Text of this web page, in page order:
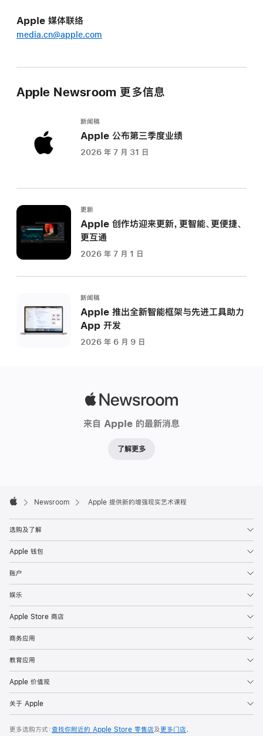
Apple 媒体联络
media.cn@apple.com
Apple Newsroom 更多信息
新闻稿
Apple 公布第三季度业绩
2026 年 7 月 31 日
更新
Apple 创作坊迎来更新，更智能、更便捷、
更互通
2026 年 7 月 1 日
新闻稿
Apple 推出全新智能框架与先进工具助力
App 开发
2026 年 6 月 9 日
来自 Apple 的最新消息
了解更多
Footer

Newsroom Apple 提供新的增强现实艺术课程
选购及了解
Apple 钱包
账户
娱乐
Apple Store 商店
商务应用
教育应用
Apple 价值观
关于 Apple
更多选购方式：查找你附近的 Apple Store 零售店及更多门店，